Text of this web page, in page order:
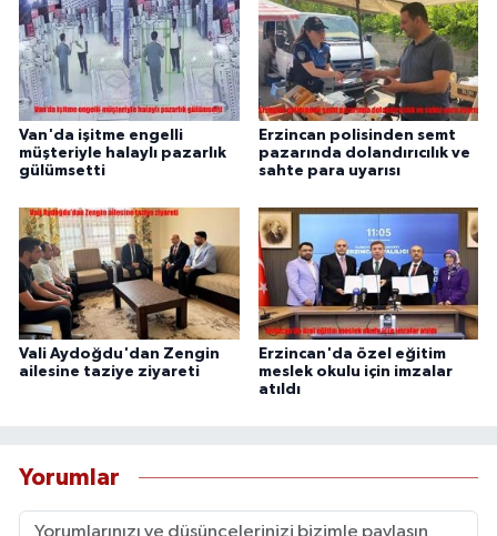
Van'da işitme engelli
müşteriyle halaylı pazarlık
gülümsetti
Erzincan polisinden semt
pazarında dolandırıcılık ve
sahte para uyarısı
Vali Aydoğdu'dan Zengin
ailesine taziye ziyareti
Erzincan'da özel eğitim
meslek okulu için imzalar
atıldı
Yorumlar